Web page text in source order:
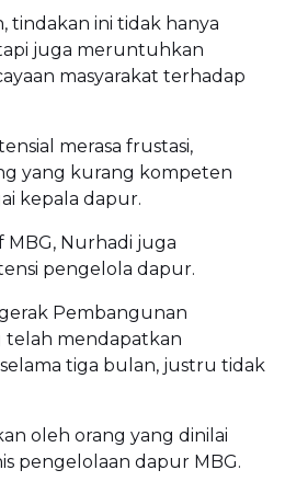
tindakan ini tidak hanya
juga meruntuhkan
masyarakat terhadap
merasa frustasi,
yang kurang kompeten
kepala dapur.
MBG, Nurhadi juga
pengelola dapur.
Pembangunan
telah mendapatkan
tiga bulan, justru tidak
oleh orang yang dinilai
pengelolaan dapur MBG.